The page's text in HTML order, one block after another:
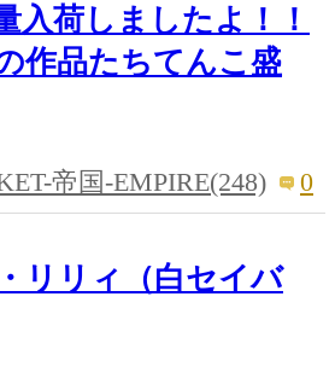
入荷しましたよ！！
作品たちてんこ盛
帝国-EMPIRE(248) 0
リリィ（白セイバ